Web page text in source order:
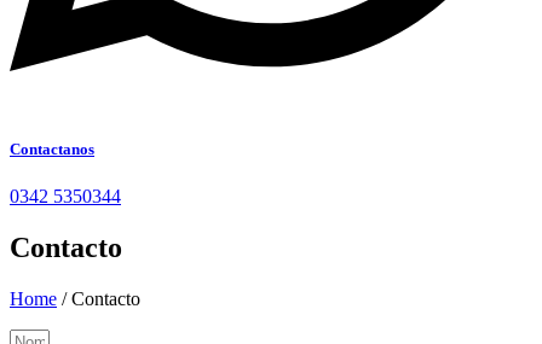
Contactanos
0342 5350344
Contacto
Home / Contacto